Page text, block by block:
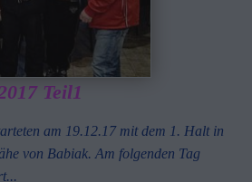
Teil1
am 19.12.17 mit dem 1. Halt in
von Babiak. Am folgenden Tag